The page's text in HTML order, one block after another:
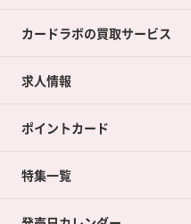
カードラボの買取サービス
カードラボの買取サービスTOP
店舗買取について
ネット買取について
買取承諾書について
求人情報
ポイントカード
ポイントカードTOP
特集一覧